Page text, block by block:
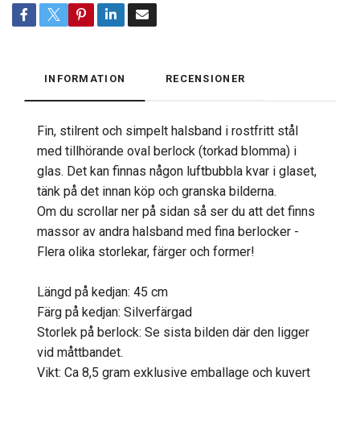
INFORMATION RECENSIONER
Fin, stilrent och simpelt halsband i rostfritt stål
med tillhörande oval berlock (torkad blomma) i
glas. Det kan finnas någon luftbubbla kvar i glaset,
tänk på det innan köp och granska bilderna.
Om du scrollar ner på sidan så ser du att det finns
massor av andra halsband med fina berlocker -
Flera olika storlekar, färger och former!
Längd på kedjan: 45 cm
Färg på kedjan: Silverfärgad
Storlek på berlock: Se sista bilden där den ligger
vid måttbandet.
Vikt: Ca 8,5 gram exklusive emballage och kuvert